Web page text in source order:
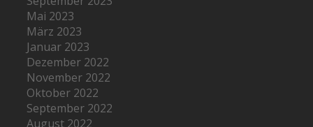
Mai 2023
März 2023
Januar 2023
Dezember 2022
November 2022
Oktober 2022
September 2022
August 2022